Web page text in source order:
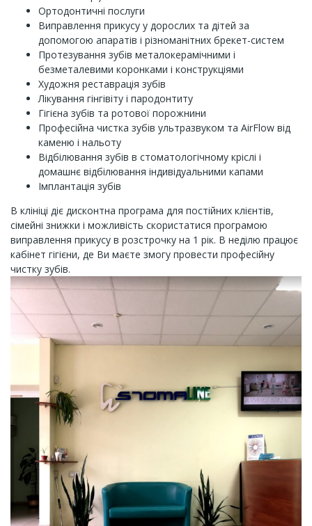
Ортодонтичні послуги
Виправлення прикусу у дорослих та дітей за
допомогою апаратів і різноманітних брекет-систем
Протезування зубів металокерамічними і
безметалевими коронками і конструкціями
Художня реставрація зубів
Лікування гінгівіту і пародонтиту
Гігієна зубів та ротової порожнини
Професійна чистка зубів ультразвуком та AirFlow від
каменю і нальоту
Відбілювання зубів в стоматологічному кріслі і
домашнє відбілювання індивідуальними капами
Імплантація зубів
В клініці діє дисконтна програма для постійних клієнтів,
сімейні знижки і можливість скористатися програмою
виправлення прикусу в розстрочку на 1 рік. В неділю працює
кабінет гігієни, де Ви маєте змогу провести професійну
чистку зубів.